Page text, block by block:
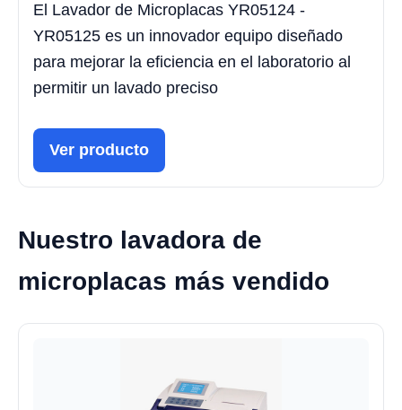
El Lavador de Microplacas YR05124 -
YR05125 es un innovador equipo diseñado
para mejorar la eficiencia en el laboratorio al
permitir un lavado preciso
Ver producto
Nuestro lavadora de
microplacas más vendido